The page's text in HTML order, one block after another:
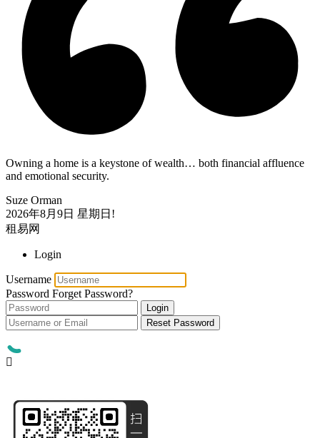
Owning a home is a keystone of wealth… both financial affluence
and emotional security.
Suze Orman
2026年8月9日 星期日!
租易网
Login
Username
Password Forget Password?
Login
Reset Password